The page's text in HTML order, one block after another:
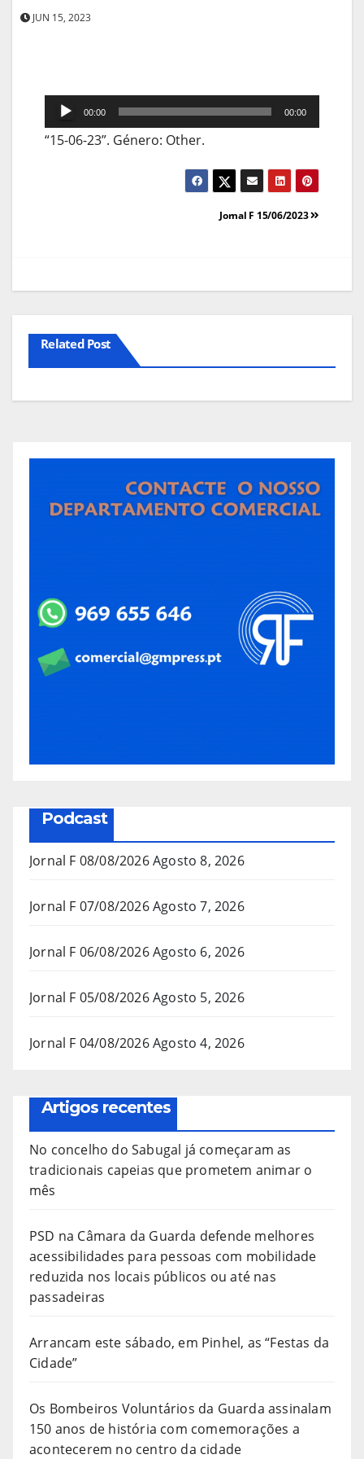
JUN 15, 2023
Reprodutor
de
00:00 00:00
“15-06-23”. Género: Other.
Jornal F 15/06/2023
Related Post
Podcast
Jornal F 08/08/2026Agosto 8, 2026
Jornal F 07/08/2026Agosto 7, 2026
Jornal F 06/08/2026Agosto 6, 2026
Jornal F 05/08/2026Agosto 5, 2026
Jornal F 04/08/2026Agosto 4, 2026
Artigos recentes
No concelho do Sabugal já começaram as
tradicionais capeias que prometem animar o
mês
PSD na Câmara da Guarda defende melhores
acessibilidades para pessoas com mobilidade
reduzida nos locais públicos ou até nas
passadeiras
Arrancam este sábado, em Pinhel, as “Festas da
Cidade”
Os Bombeiros Voluntários da Guarda assinalam
150 anos de história com comemorações a
acontecerem no centro da cidade